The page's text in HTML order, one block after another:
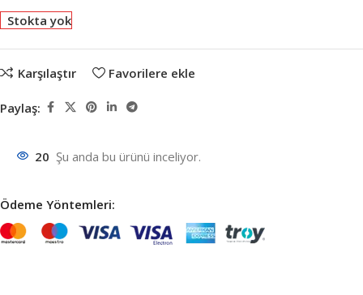
Stokta yok
Karşılaştır Favorilere ekle
Paylaş:
20 Şu anda bu ürünü inceliyor.
Ödeme Yöntemleri: